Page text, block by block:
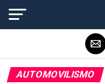
AUTOMOVILISMO
Salir